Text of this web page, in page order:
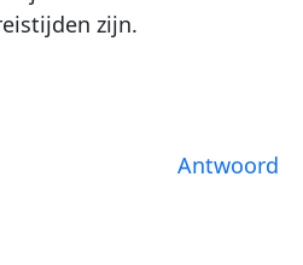
zijn.
Antwoord